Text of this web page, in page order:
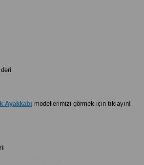
Ayakkabı modellerimizi görmek için tıklayın!